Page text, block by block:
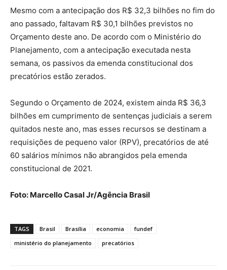
Mesmo com a antecipação dos R$ 32,3 bilhões no fim do
ano passado, faltavam R$ 30,1 bilhões previstos no
Orçamento deste ano. De acordo com o Ministério do
Planejamento, com a antecipação executada nesta
semana, os passivos da emenda constitucional dos
precatórios estão zerados.
Segundo o Orçamento de 2024, existem ainda R$ 36,3
bilhões em cumprimento de sentenças judiciais a serem
quitados neste ano, mas esses recursos se destinam a
requisições de pequeno valor (RPV), precatórios de até
60 salários mínimos não abrangidos pela emenda
constitucional de 2021.
Foto: Marcello Casal Jr/Agência Brasil
TAGS Brasil Brasília economia
fundef
ministério do planejamento
precatórios